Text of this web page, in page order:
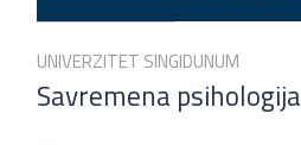
UNIVERZITET SINGIDUNUM
Savremena psihologija